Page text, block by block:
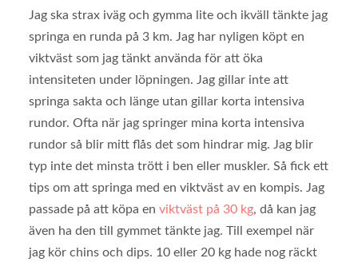
Jag ska strax iväg och gymma lite och ikväll tänkte jag
springa en runda på 3 km. Jag har nyligen köpt en
viktväst som jag tänkt använda för att öka
intensiteten under löpningen. Jag gillar inte att
springa sakta och länge utan gillar korta intensiva
rundor. Ofta när jag springer mina korta intensiva
rundor så blir mitt flås det som hindrar mig. Jag blir
typ inte det minsta trött i ben eller muskler. Så fick ett
tips om att springa med en viktväst av en kompis. Jag
passade på att köpa en viktväst på 30 kg, då kan jag
även ha den till gymmet tänkte jag. Till exempel när
jag kör chins och dips. 10 eller 20 kg hade nog räckt